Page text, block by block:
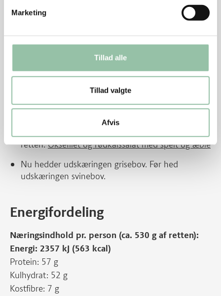
Marketing
Tillad alle
Tillad valgte
Afvis
Kog kartoflerne i 10-15 minutter til de er møre.
Tips
Kødet kan også sættes i ovnen i et ildfast fad med
låg eller stanniol.
retten:Oksefilet og rødkålssalat med spelt og æble
Nu hedder udskæringen grisebov. Før hed
udskæringen svinebov.
Energifordeling
Næringsindhold pr. person (ca. 530 g af retten):
Energi: 2357 kJ (563 kcal)
Protein: 57 g
Kulhydrat: 52 g
Kostfibre: 7 g